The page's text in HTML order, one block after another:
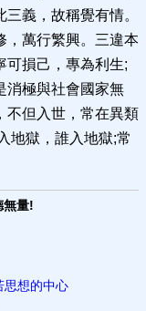
義，故稱覺有情。
，萬行繁興。三違本
可損己，專為利生;
消極與社會國家無
不但入世，常在異類
地獄，誰入地獄;常
無量!
思想的中心